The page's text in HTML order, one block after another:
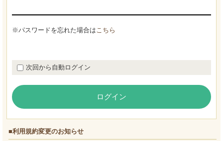
※パスワードを忘れた場合はこちら
次回から自動ログイン
ログイン
■利用規約変更のお知らせ